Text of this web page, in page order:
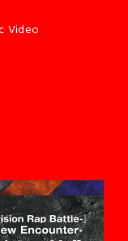
Video